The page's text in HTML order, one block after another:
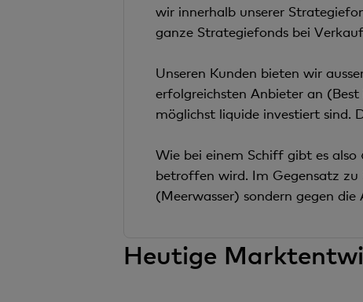
wir innerhalb unserer
ganze Strategiefonds bei
Unseren Kunden bieten wir
erfolgreichsten Anbieter an (Best
möglichst liquide investiert sind.
Wie bei einem Schiff gibt es also
betroffen wird. Im Gegensatz
(Meerwasser) sondern gegen
Heutige